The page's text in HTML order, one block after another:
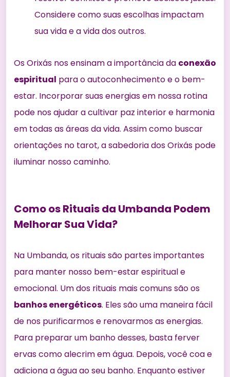
Considere como suas escolhas impactam
sua vida e a vida dos outros.
Os Orixás nos ensinam a importância da conexão
espiritual para o autoconhecimento e o bem-
estar. Incorporar suas energias em nossa rotina
pode nos ajudar a cultivar paz interior e harmonia
em todas as áreas da vida. Assim como buscar
orientações no tarot, a sabedoria dos Orixás pode
iluminar nosso caminho.
Como os Rituais da Umbanda Podem
Melhorar Sua Vida?
Na Umbanda, os rituais são partes importantes
para manter nosso bem-estarespiritual e
emocional. Um dos rituais mais comuns são os
banhos energéticos. Eles são uma maneira fácil
de nos purificarmos e renovarmos as energias.
Para preparar um banho desses, basta ferver
ervas como alecrim em água. Depois, você coa e
adiciona a água ao seu banho. Enquanto estiver